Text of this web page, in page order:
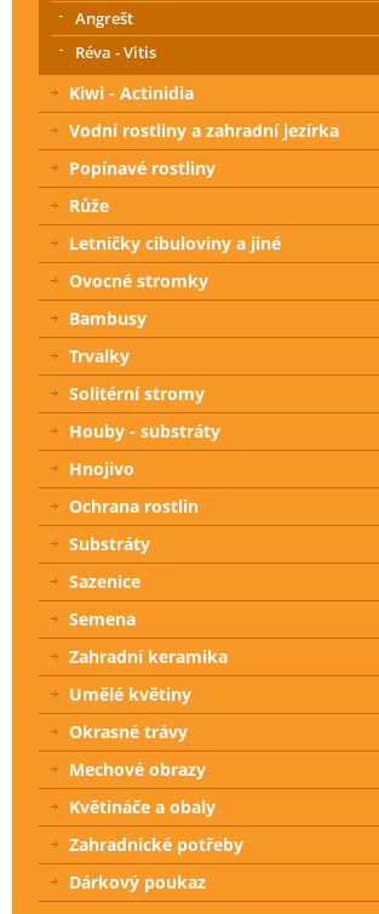
Angrešt
Réva - Vitis
Kiwi - Actinidia
Vodní rostliny a zahradní jezírka
Popínavé rostliny
Růže
Letničky cibuloviny a jiné
Ovocné stromky
Bambusy
Trvalky
Solitérní stromy
Houby - substráty
Hnojivo
Ochrana rostlin
Substráty
Sazenice
Semena
Zahradní keramika
Umělé květiny
Okrasné trávy
Mechové obrazy
Květináče a obaly
Zahradnické potřeby
Dárkový poukaz